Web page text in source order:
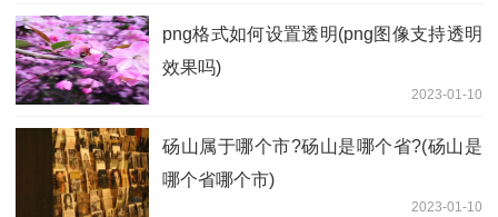
png格式如何设置透明(png图像支持透明
效果吗)
2023-01-10
砀山属于哪个市?砀山是哪个省?(砀山是
哪个省哪个市)
2023-01-10